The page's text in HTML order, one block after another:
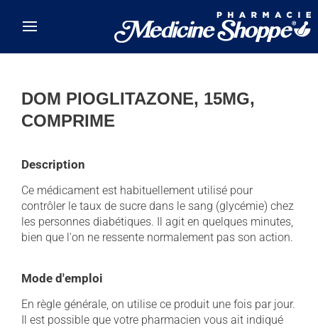
DOM PIOGLITAZONE, 15MG,
COMPRIME
Description
Ce médicament est habituellement utilisé pour
contrôler le taux de sucre dans le sang (glycémie) chez
les personnes diabétiques. Il agit en quelques minutes,
bien que l'on ne ressente normalement pas son action.
Mode d'emploi
En règle générale, on utilise ce produit une fois par jour.
Il est possible que votre pharmacien vous ait indiqué